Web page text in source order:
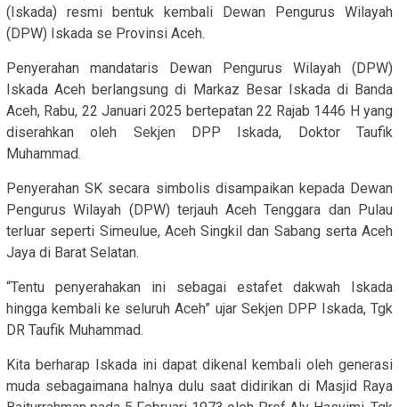
(Iskada) resmi bentuk kembali Dewan Pengurus Wilayah
(DPW) Iskada se Provinsi Aceh.
Penyerahan mandataris Dewan Pengurus Wilayah (DPW)
Iskada Aceh berlangsung di Markaz Besar Iskada di Banda
Aceh, Rabu, 22 Januari 2025 bertepatan 22 Rajab 1446 H yang
diserahkan oleh Sekjen DPP Iskada, Doktor Taufik
Muhammad.
Penyerahan SK secara simbolis disampaikan kepada Dewan
Pengurus Wilayah (DPW) terjauh Aceh Tenggara dan Pulau
terluar seperti Simeulue, Aceh Singkil dan Sabang serta Aceh
Jaya di Barat Selatan.
“Tentu penyerahakan ini sebagai estafet dakwah Iskada
hingga kembali ke seluruh Aceh” ujar Sekjen DPP Iskada, Tgk
DR Taufik Muhammad.
Kita berharap Iskada ini dapat dikenal kembali oleh generasi
muda sebagaimana halnya dulu saat didirikan di Masjid Raya